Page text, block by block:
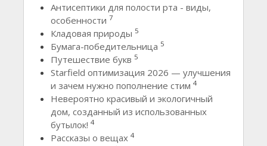
Антисептики для полости рта - виды,
особенности 7
Кладовая природы 5
Бумага-победительница 5
Путешествие букв 5
Starfield оптимизация 2026 — улучшения
и зачем нужно пополнение стим 4
Невероятно красивый и экологичный
дом, созданный из использованных
бутылок! 4
Рассказы о вещах 4